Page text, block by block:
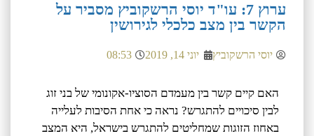
ערוץ 7: עו"ד יוסי הרשקוביץ מסביר על
הקשר בין מצב כלכלי לגירושין
יוסי הרשקוביץ יוני 14, 2019 08:53
האם קיים קשר בין מעמדם הסוציו-אקונומי של בני זוג
לבין סיכויים להתגרש? נראה כי אחת הסיבות לעלייה
באחוז הזוגות שמחליטים להתגרש בישראל, היא המצב